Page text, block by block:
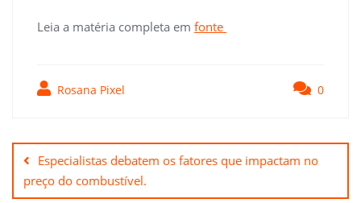
Leia a matéria completa em fonte
Rosana Pixel 0
de
PostEspecialistas debatem os fatores que impactam no
preço do combustível.